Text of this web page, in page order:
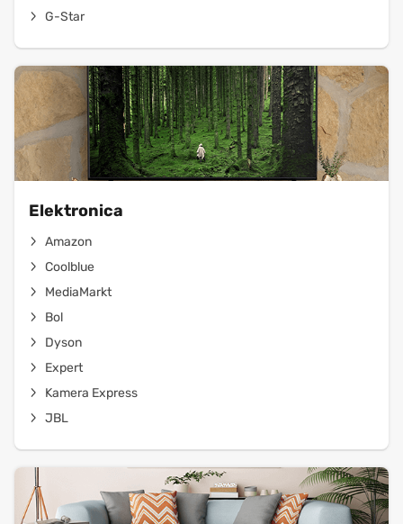
G-Star
Elektronica
Amazon
Coolblue
MediaMarkt
Bol
Dyson
Expert
Kamera Express
JBL